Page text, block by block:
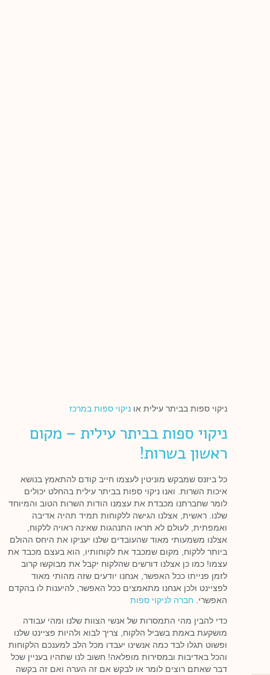
ניקוי ספות בביתר עילית או ניקוי ספות במרכז
ניקוי ספות בביתר עילית – מקום
ראשון בשרות!
כל ביזנס שמבקש מוניטין לעצמו חייב קודם להתאמץ בנושא
איכות השרות. ואנו ניקוי ספות בביתר עילית בהחלט יכולים
לומר שחברתנו מכבדת את עצמנו הודות השרות הטוב והמיוחד
שלנו. ראשית, אצלנו הגישה ללקוחות תמיד תהיה אדיבה
ואמפתית, לעולם לא תראו התנהגות שאינה ראויה ללקוח,
אצלנו משמעותי מאוד שהעובדים שלנו יעניקו את היחס ההולם
ביותר ללקוח, מקום שמכבד את לקוחותיו, הוא בעצם מכבד את
עצמו! כמו כן אצלנו דורשים שהלקוח יקבל את מבוקשו קרוב
לזמן פנייתו ככל האפשר, אנחנו יודעים שזה מהותי מאוד
לפציינט ולכן אנחנו מתאמצים ככל האפשר, להיענות לו בהקדם
האפשרי. חברה לניקוי ספות
כדי להבין מהי התמסרות של אנשי הצוות שלנו ומהי עבודה
מושקעת באמת בשביל הלקוח, צריך לבוא ולהיות פציינט שלנו
ופשוט תגלו לבד כמה אנשינו יעבדו מכל הלב למענכם הלקוחות
והכל באדיבות ובמסירות מופלאה! חשוב לנו שתהיו בעניין שכל
דבר שאתם רוצים לומר או לבקש אם זה הערה ואם זה בקשה